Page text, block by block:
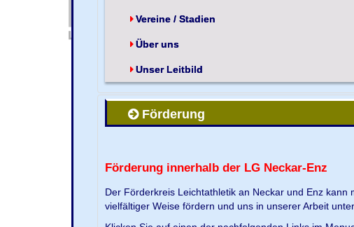
Vereine / Stadien
Über uns
Unser Leitbild
Förderung
Förderung innerhalb der LG Neckar-Enz
Der Förderkreis Leichtathletik an Neckar und Enz
vielfältiger Weise fördern und uns in unserer Arbeit